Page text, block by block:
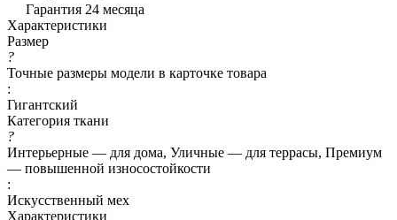
Гарантия 24 месяца
Характеристики
Размер
?
Точные размеры модели в карточке товара
:
Гигантский
Категория ткани
?
Интерьерные — для дома, Уличные — для террасы, Премиум
— повышенной износостойкости
:
Искусственный мех
Характеристики